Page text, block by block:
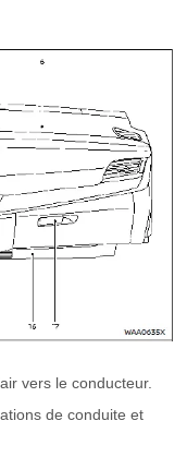
vers le conducteur.
de conduite et